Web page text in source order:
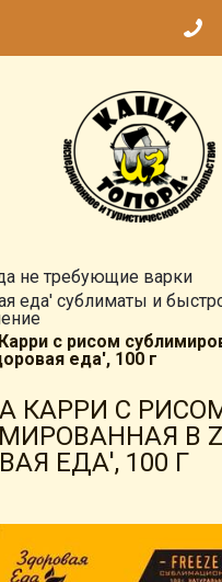
не требующие варки
еда' сублиматы и
с рисом
еда', 100 г
КАРРИ С
В
ЕДА', 100 Г